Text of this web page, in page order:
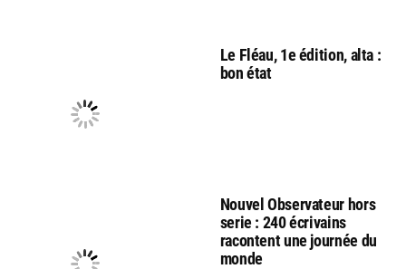
Le Fléau, 1e édition, alta :
bon état
Nouvel Observateur hors
serie : 240 écrivains
racontent une journée du
monde